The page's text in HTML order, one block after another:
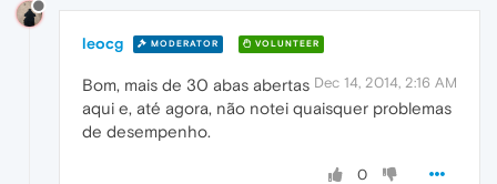
leocg MODERATOR VOLUNTEER
Dec 14, 2014, 2:16 AM
Bom, mais de 30 abas abertas
aqui e, até agora, não notei quaisquer problemas
de desempenho.
0